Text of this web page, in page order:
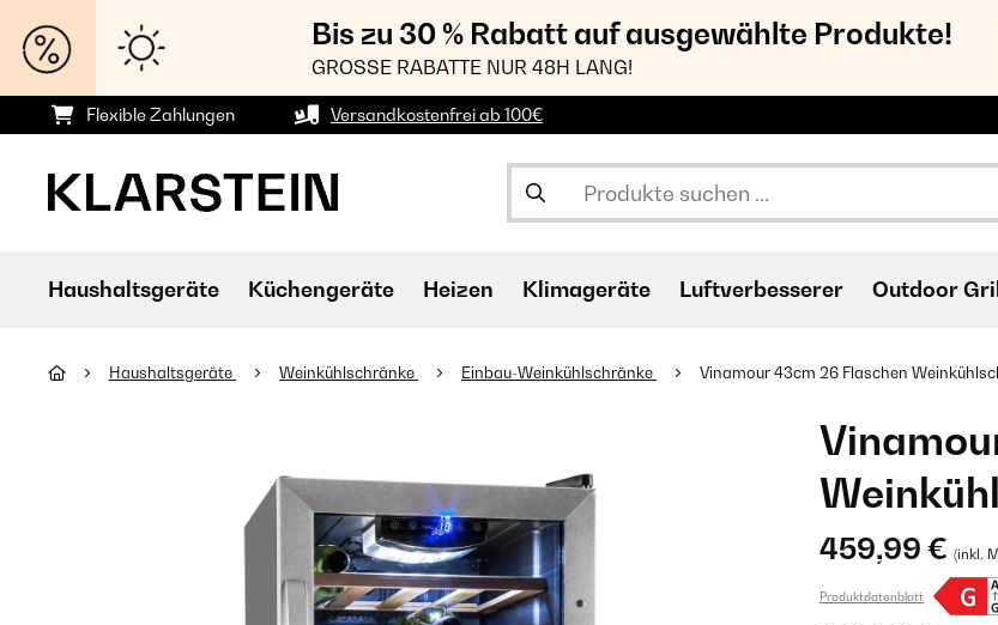
Bis zu 30 % Rabatt auf ausgewählte Produkte!
GROSSE RABATTE NUR 48H LANG!
Flexible Zahlungen Versandkostenfrei ab 100€
Haushaltsgeräte Küchengeräte Heizen Klimageräte Luftverbesserer Outdoor
Haushaltsgeräte Weinkühlschränke Einbau-Weinkühlschränke Vinamour 43cm 26 Flaschen
459,99 € (inkl.
Produktdatenblatt